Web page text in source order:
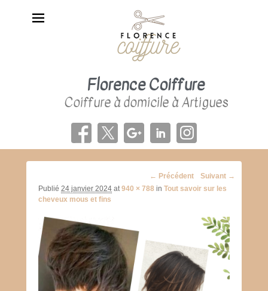
Florence Coiffure
Coiffure à domicile à Artigues
Navigation
d'image
← Précédent
Suivant →
Publié 24 janvier 2024 at940 × 788 in Tout savoir sur les
cheveux mous et fins